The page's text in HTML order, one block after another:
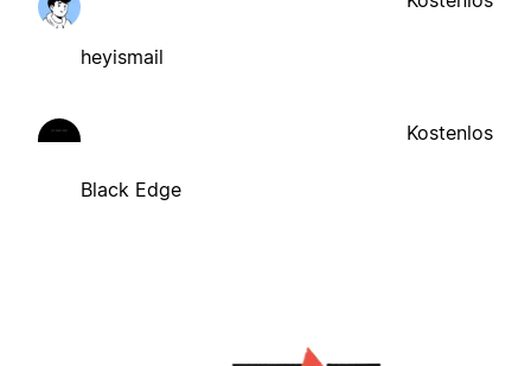
heyismail
Black Edge
Kostenlos